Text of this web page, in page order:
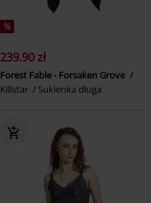
%
239.90 zł
Forest Fable - Forsaken Grove
Killstar
Sukienka długa